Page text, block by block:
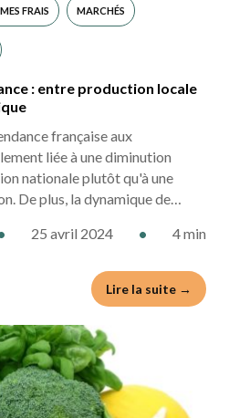
FRAIS MARCHÉS
: entre production locale
française aux
liée à une diminution
nationale plutôt qu'à une
De plus, la dynamique de…
25 avril 2024 • 4 min
Lire la suite →